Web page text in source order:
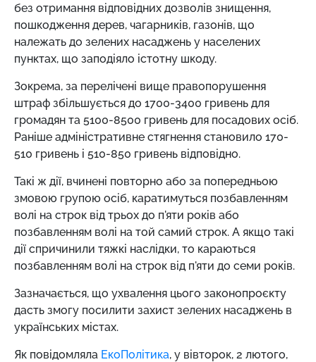
без отримання відповідних дозволів знищення,
пошкодження дерев, чагарників, газонів, що
належать до зелених насаджень у населених
пунктах, що заподіяло істотну шкоду.
Зокрема, за перелічені вище правопорушення
штраф збільшується до 1700-3400 гривень для
громадян та 5100-8500 гривень для посадових осіб.
Раніше адміністративне стягнення становило 170-
510 гривень і 510-850 гривень відповідно.
Такі ж дії, вчинені повторно або за попередньою
змовою групою осіб, каратимуться позбавленням
волі на строк від трьох до п'яти років або
позбавленням волі на той самий строк. А якщо такі
дії спричинили тяжкі наслідки, то караються
позбавленням волі на строк від п'яти до семи років.
Зазначається, що ухвалення цього законопроєкту
дасть змогу посилити захист зелених насаджень в
українських містах.
Як повідомляла ЕкоПолітика, у вівторок, 2 лютого,